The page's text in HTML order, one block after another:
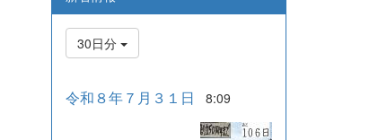
30日分
令和８年７月３１日 8:09